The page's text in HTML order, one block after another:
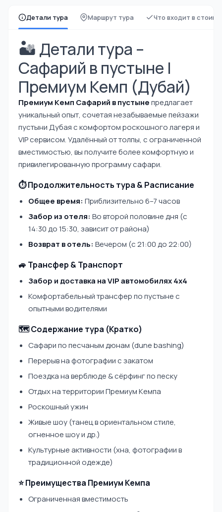
Детали тура Маршрут тура Что входит в
🏜️ Детали тура –
Сафарий в пустыне |
Премиум Кемп (Дубай)
Премиум Кемп Сафарий в пустынепредлагает
уникальный опыт, сочетая незабываемые пейзажи
пустыни Дубая с комфортом роскошного лагеря и
VIP сервисом. Удалённый от толпы, с ограниченной
вместимостью, вы получите более комфортную и
привилегированную программу сафари.
⏱️ Продолжительность тура & Расписание
Общее время: Приблизительно 6–7 часов
Забор из отеля: Во второй половине дня (с
14:30 до 15:30, зависит от района)
Возврат в отель: Вечером (с 21:00 до 22:00)
🚙 Трансфер & Транспорт
Забор и доставка на VIP автомобилях 4x4
Комфортабельный трансфер по пустыне с
опытными водителями
🗺️ Содержание тура (Кратко)
Сафари по песчаным дюнам (dune bashing)
Перерыв на фотографии с закатом
Поездка на верблюде & сёрфинг по песку
Отдых на территории Премиум Кемпа
Роскошный ужин
Живые шоу (танец в ориентальном стиле,
огненное шоу и др.)
Культурные активности (хна, фотографии в
традиционной одежде)
⭐ Преимущества Премиум Кемпа
Ограниченная вместимость